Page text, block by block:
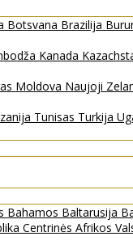
Botsvana Brazilija
Kanada
Moldova Naujoji
Tunisas Turkija
Bahamos Baltarusija
Centrinės Afrikos